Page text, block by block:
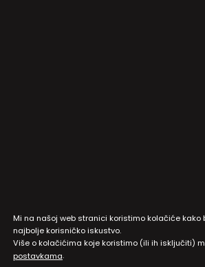
Mi na našoj web stranici koristimo kolačiće kako
najbolje korisničko iskustvo.
Više o kolačićima koje koristimo (ili ih isključiti)
postavkama.